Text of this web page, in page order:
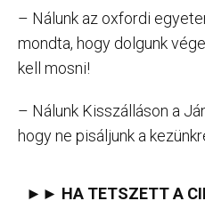
– Nálunk az oxfordi
mondta, hogy dolgunk
kell mosni!
– Nálunk Kisszálláson a
hogy ne pisáljunk a
►► HA TETSZETT A